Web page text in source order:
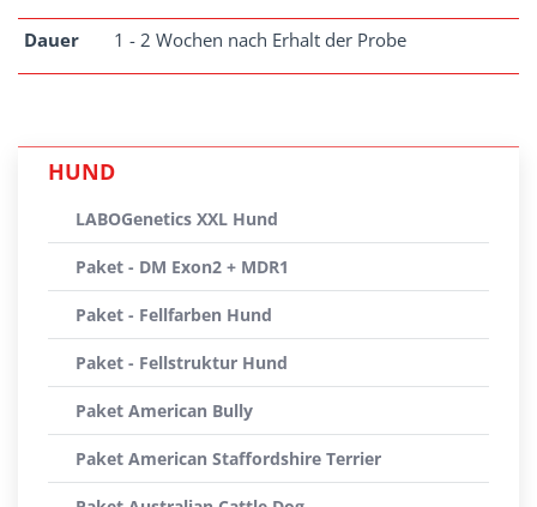
Dauer 1 - 2 Wochen nach Erhalt der Probe
HUND
LABOGenetics XXL Hund
Paket - DM Exon2 + MDR1
Paket - Fellfarben Hund
Paket - Fellstruktur Hund
Paket American Bully
Paket American Staffordshire Terrier